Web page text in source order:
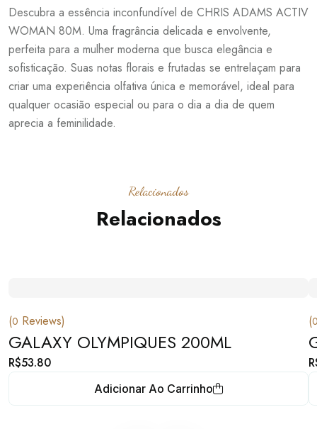
Descubra a essência inconfundível de CHRIS ADAMS ACTIV
WOMAN 80M. Uma fragrância delicada e envolvente,
perfeita para a mulher moderna que busca elegância e
sofisticação. Suas notas florais e frutadas se entrelaçam para
criar uma experiência olfativa única e memorável, ideal para
qualquer ocasião especial ou para o dia a dia de quem
aprecia a feminilidade.
Relacionados
Relacionados
(0 Reviews)
GALAXY OLYMPIQUES 200ML
R$53.80
Adicionar Ao Carrinho
(